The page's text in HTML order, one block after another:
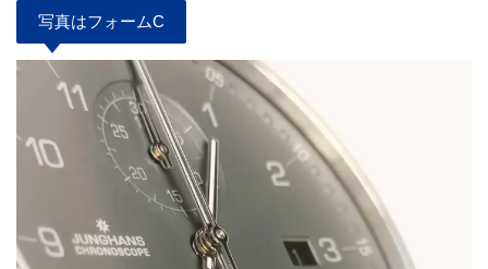
写真はフォームC